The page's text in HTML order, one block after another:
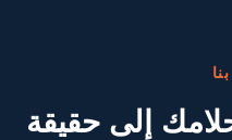
إلى حقيقة